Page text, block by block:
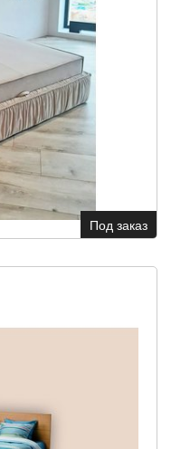
Под заказ